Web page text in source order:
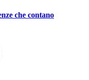
che contano